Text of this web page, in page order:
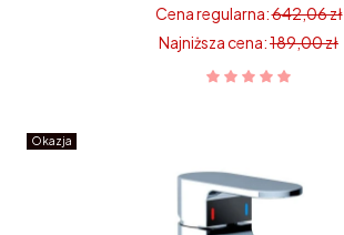
Cena regularna:642,06 zł
Najniższa cena:189,00 zł
Okazja